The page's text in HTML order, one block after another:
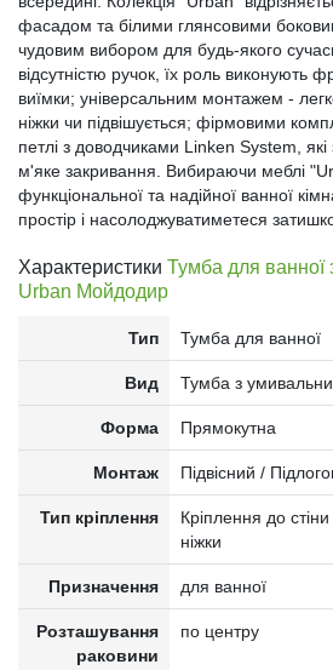
фасадом та білими глянсовими
чудовим вибором для будь-якого
відсутністю ручок, їх роль виконують
виїмки; універсальним монтажем -
ніжки чи підвішується; фірмовими
петлі з доводчиками Linken System,
м'яке закривання. Вибираючи меблі
функціональної та надійної ванної
простір і насолоджуватиметеся
Характеристики Тумба для ванної
Urban Мойдодир
Тип Тумба для ванної
Вид Тумба з
Форма Прямокутна
Монтаж Підвісний /
Тип кріплення
Кріплення до
ніжки
Призначення для ванної
Розташування
раковини
по центру